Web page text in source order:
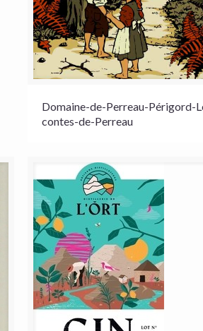
Domaine-de-Perreau-Périgord-
contes-de-Perreau